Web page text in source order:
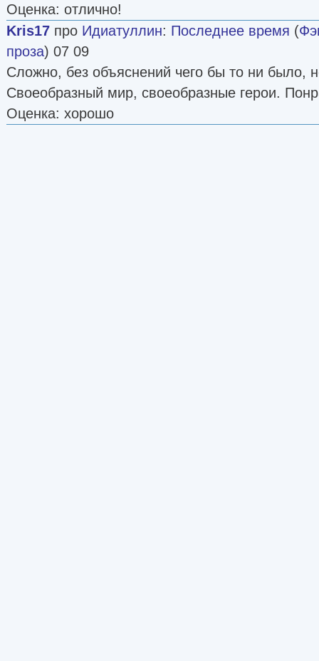
Оценка: отлично!
Kris17 про Идиатуллин: Последнее время (
проза) 07 09
Сложно, без объяснений чего бы то ни было,
Своеобразный мир, своеобразные герои.
Оценка: хорошо